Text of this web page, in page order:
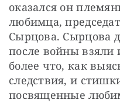
оказался он
любимца,
Сырцова. Сырцова
после войны
более что, как
следствия, и
посвященные